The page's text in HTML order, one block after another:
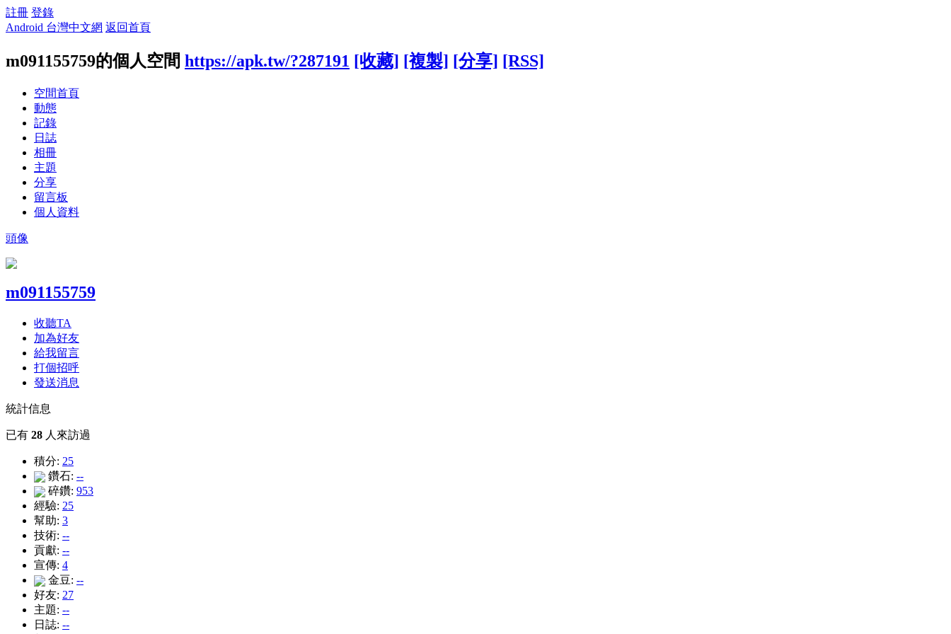
註冊 登錄
Android 台灣中文網 返回首頁
m091155759的個人空間 https://apk.tw/?287191 [收藏] [複製] [分享] [RSS]
空間首頁
動態
記錄
日誌
相冊
主題
分享
留言板
個人資料
頭像
m091155759
收聽TA
加為好友
給我留言
打個招呼
發送消息
統計信息
已有 28 人來訪過
積分: 25
鑽石: --
碎鑽: 953
經驗: 25
幫助: 3
技術: --
貢獻: --
宣傳: 4
金豆: --
好友: 27
主題: --
日誌: --